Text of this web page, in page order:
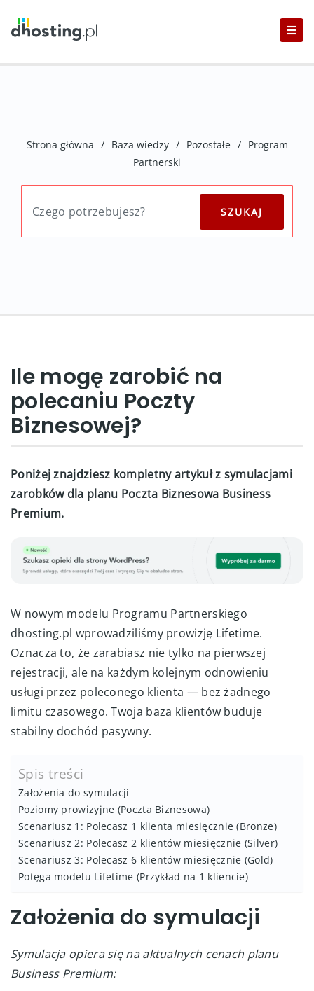
Strona główna / Baza wiedzy / Pozostałe /
Program
Partnerski
Ile mogę zarobić na
polecaniu Poczty
Biznesowej?
Poniżej znajdziesz kompletny artykuł z symulacjami
zarobków dla planu Poczta Biznesowa Business
Premium.
W nowym modelu Programu Partnerskiego
dhosting.pl wprowadziliśmy prowizję Lifetime.
Oznacza to, że zarabiasz nie tylko na pierwszej
rejestracji, ale na każdym kolejnym odnowieniu
usługi przez poleconego klienta — bez żadnego
limitu czasowego. Twoja baza klientów buduje
stabilny dochód pasywny.
Spis treści
Założenia do symulacji
Poziomy prowizyjne (Poczta Biznesowa)
Scenariusz 1: Polecasz 1 klienta miesięcznie (Bronze)
Scenariusz 2: Polecasz 2 klientów miesięcznie (Silver)
Scenariusz 3: Polecasz 6 klientów miesięcznie (Gold)
Potęga modelu Lifetime (Przykład na 1 kliencie)
Założenia do symulacji
Symulacja opiera się na aktualnych cenach planu
Business Premium: